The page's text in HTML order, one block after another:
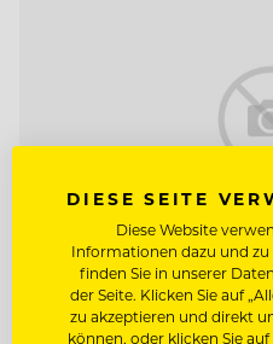
TOP ARBEITGEBER
DIESE SEITE
Diese Website
Informationen dazu und
finden Sie in unserer
der Seite. Klicken Sie auf
zu akzeptieren und direkt
können, oder klicken Sie